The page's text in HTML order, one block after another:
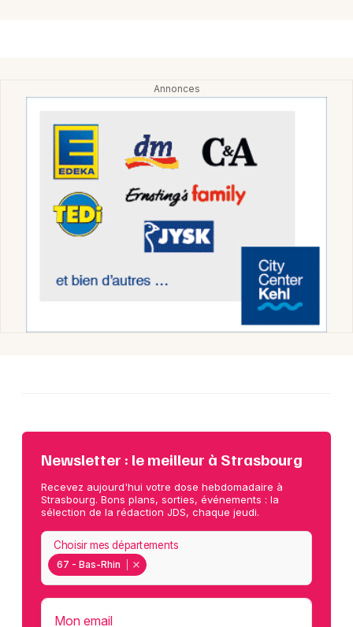
Newsletter : le meilleur à Strasbourg
Recevez aujourd'hui votre dose hebdomadaire à
Strasbourg. Bons plans, sorties, événements : la
sélection de la rédaction JDS, chaque jeudi.
67 - Bas-Rhin
Choisir mes départements
Mon email